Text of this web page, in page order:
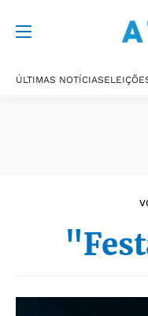
ÚLTIMAS NOTÍCIAS